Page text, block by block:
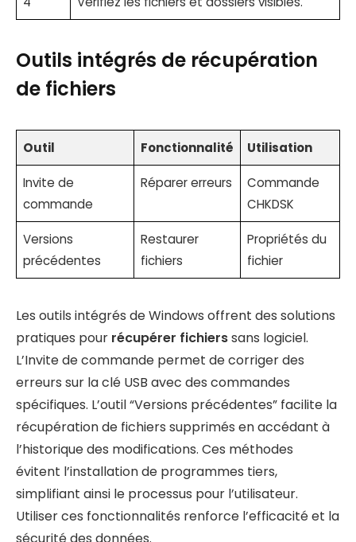
Outils intégrés de récupération
de fichiers
Outil Fonctionnalité Utilisation
Invite de
commande
Réparer erreurs
Commande
CHKDSK
Versions
précédentes
Restaurer
fichiers
Propriétés du
fichier
Les outils intégrés de Windows offrent des solutions
pratiques pour récupérer fichierssans logiciel.
L’Invite de commande permet de corriger des
erreurs sur la clé USB avec des commandes
spécifiques. L’outil “Versions précédentes” facilite la
récupération de fichiers supprimés en accédant à
l’historique des modifications. Ces méthodes
évitent l’installation de programmes tiers,
simplifiant ainsi le processus pour l’utilisateur.
Utiliser ces fonctionnalités renforce l’efficacité et la